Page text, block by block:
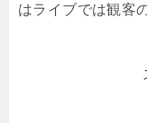
はライブでは観客